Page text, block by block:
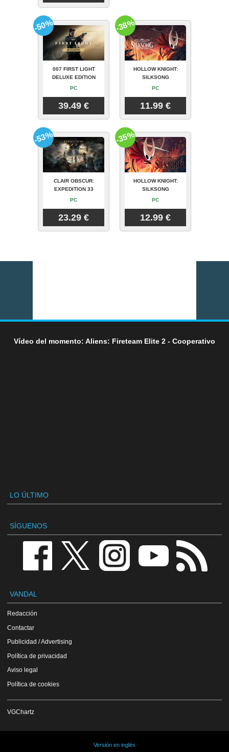
007 FIRST LIGHT
DELUXE EDITION
PC
39.49 €
-50%
HOLLOW KNIGHT:
SILKSONG
PC
11.99 €
-38%
CLAIR OBSCUR:
EXPEDITION 33
PC
23.29 €
-53%
HOLLOW KNIGHT:
SILKSONG
PC
12.99 €
-35%
Vídeo del momento: Aliens: Fireteam Elite 2 - Cooperativo
LO ÚLTIMO
SÍGUENOS
VANDAL
Redacción
Contactar
Publicidad / Advertising
Política de privacidad
Aviso legal
Política de cookies
VGChartz
Versión en inglés